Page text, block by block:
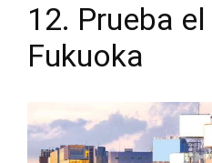
12. Prueba el
Fukuoka